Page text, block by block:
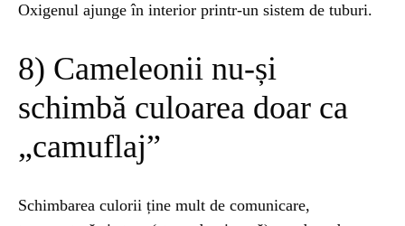
Oxigenul ajunge în interior printr-un sistem de tuburi.
8) Cameleonii nu-și
schimbă culoarea doar ca
„camuflaj”
Schimbarea culorii ține mult de comunicare,